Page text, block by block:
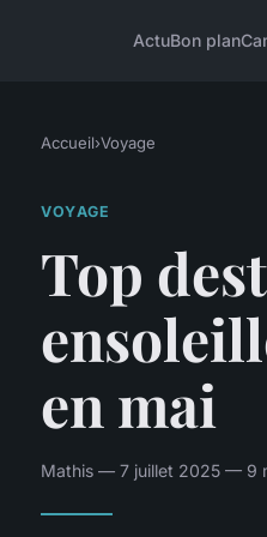
ActuBon plan
Accueil›Voyage
VOYAGE
Top
en mai
Mathis — 7 juillet 2025 — 9